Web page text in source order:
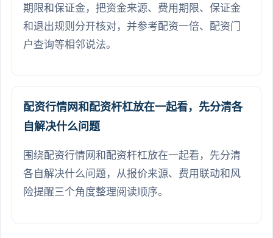
期限和保证金，把资金来源、费用期限、保证金
和退出规则分开核对，并参考配资一倍、配资门
户查询等相邻说法。
配资行情网和配资杆杠放在一起看，先分清各
自解决什么问题
围绕配资行情网和配资杆杠放在一起看，先分清
各自解决什么问题，从报价来源、费用联动和风
险提醒三个角度整理阅读顺序。